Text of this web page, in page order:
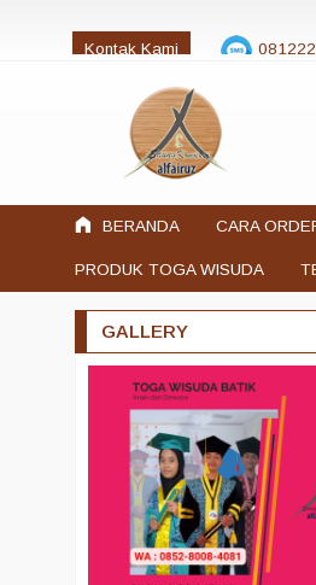
Kontak Kami
jualtogawisuda@gmail.com
BERANDA CARA
PRODUK TOGA WISUDA
GALLERY